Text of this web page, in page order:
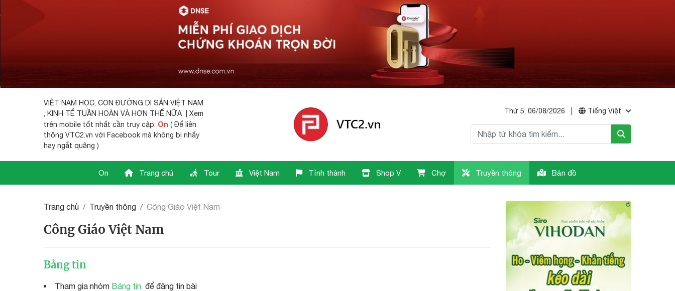
VIỆT NAM HỌC, CON ĐƯỜNG DI SẢN VIỆT NAM
, KINH TẾ TUẦN HOÀN VÀ HƠN THẾ NỮA | Xem
trên mobile tốt nhất cần truy cập: On ( Để liên
thông VTC2.vn với Facebook mà không bị nhẩy
hay ngắt quãng )
Thứ 5, 06/08/2026 Tiếng Việt
On Trang chủ Tour Việt Nam Tỉnh thành Shop V Chợ Truyền thông Bản đồ
Trang chủ Truyền thông Công Giáo Việt Nam
Công Giáo Việt Nam
Bảng tin
Tham gia nhóm Bảng tin để đăng tin bài